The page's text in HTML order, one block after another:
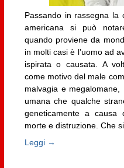
Passando in rassegna la
americana si può
quando proviene da
in molti casi è l’uomo ad
ispirata o causata. A
come motivo del male
malvagia e
umana che qualche
geneticamente a causa
morte e distruzione. Che
Leggi →